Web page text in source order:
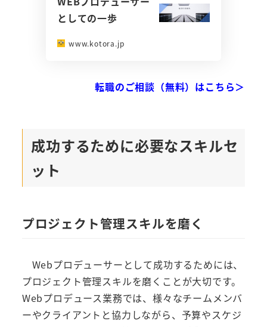
としての一歩
www.kotora.jp
転職のご相談（無料）はこちら＞
成功するために必要なスキルセ
ット
プロジェクト管理スキルを磨く
Webプロデューサーとして成功するためには、
プロジェクト管理スキルを磨くことが大切です。
Webプロデュース業務では、様々なチームメンバ
ーやクライアントと協力しながら、予算やスケジ